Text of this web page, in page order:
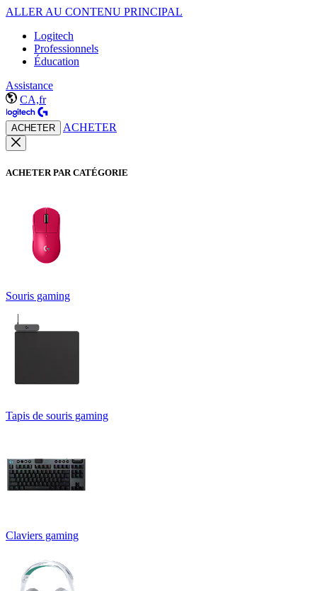
ALLER AU CONTENU PRINCIPAL
Logitech
Professionnels
Éducation
Assistance
CA,fr
ACHETER ACHETER
ACHETER PAR CATÉGORIE
Souris gaming
Tapis de souris gaming
Claviers gaming